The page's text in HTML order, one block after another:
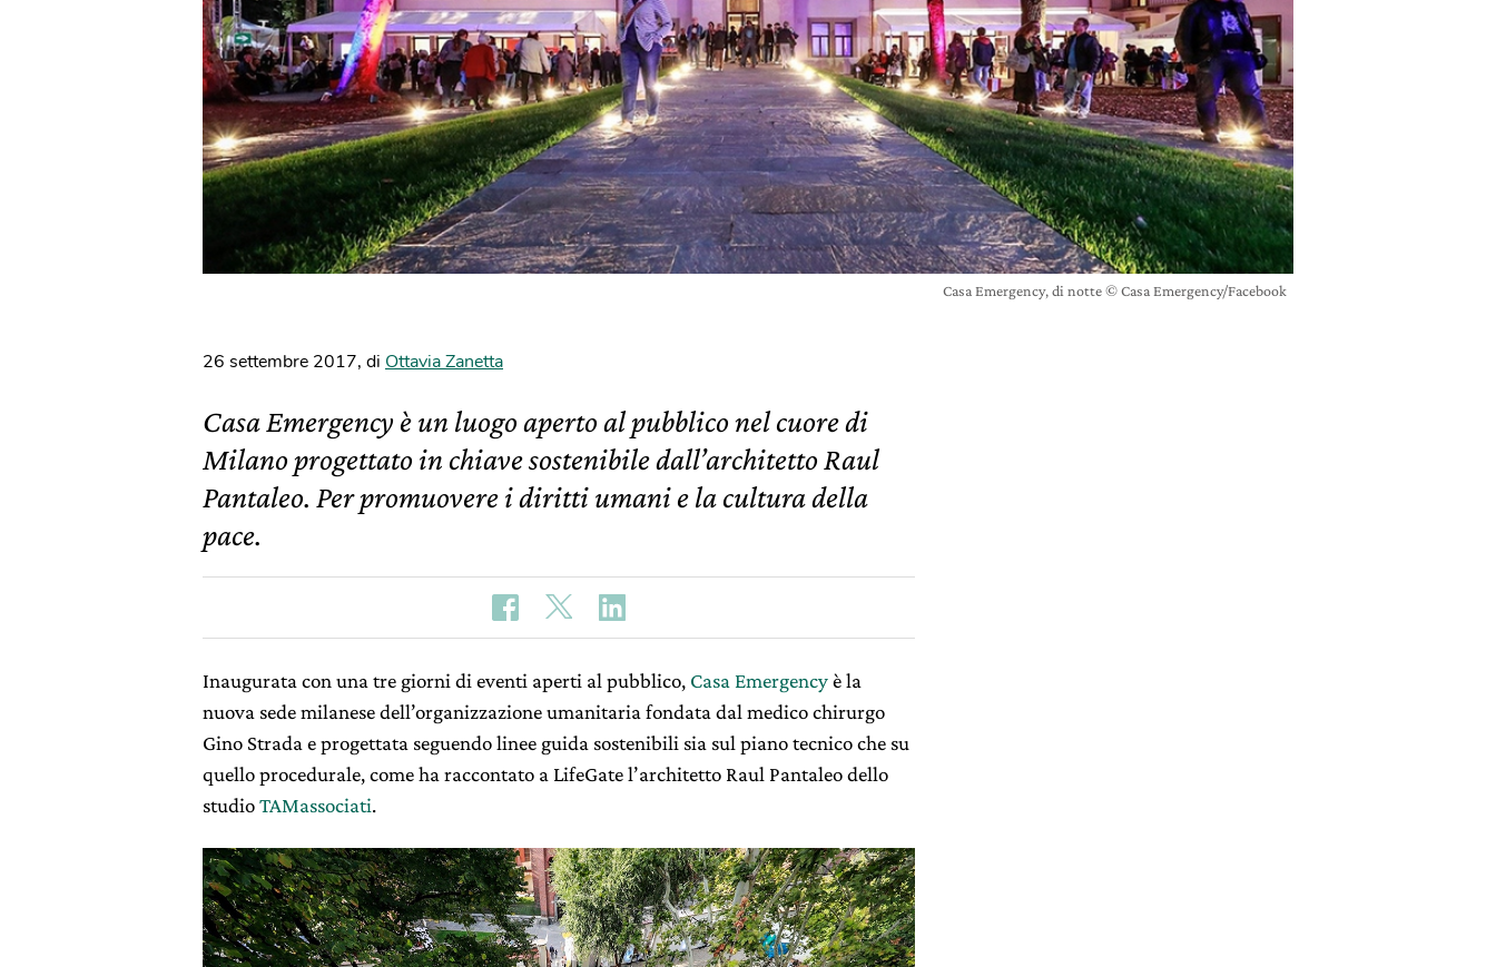
Casa Emergency, di notte © Casa Emergency/Facebook
26 settembre 2017, di Ottavia Zanetta
Casa Emergency è un luogo aperto al pubblico nel cuore di
Milano progettato in chiave sostenibile dall’architetto Raul
Pantaleo. Per promuovere i diritti umani e la cultura della
pace.
Inaugurata con una tre giorni di eventi aperti al pubblico, Casa Emergencyè la
nuova sede milanese dell’organizzazione umanitaria fondata dal medico chirurgo
Gino Strada e progettata seguendo linee guida sostenibili sia sul piano tecnico che su
quello procedurale, come ha raccontato a LifeGate l’architetto Raul Pantaleo dello
studioTAMassociati.